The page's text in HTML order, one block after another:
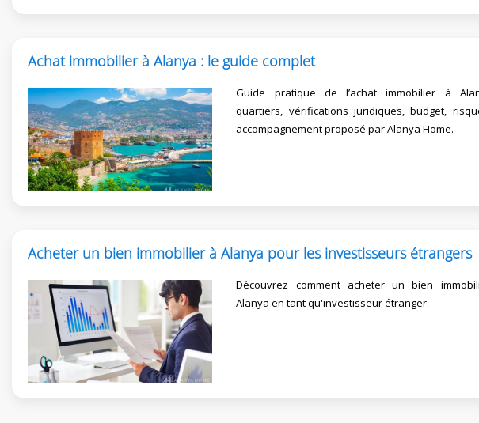
Achat immobilier à Alanya : le guide complet
Guide pratique de l’achat immobilier à
quartiers, vérifications juridiques, budget,
accompagnement proposé par Alanya Home.
Acheter un bien immobilier à Alanya pour les investisseurs étrangers
Découvrez comment acheter un bien
Alanya en tant qu'investisseur étranger.